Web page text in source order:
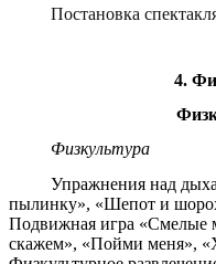
Постановка
4.
Физкультура
Упражнения над
пылинку», «Шепот и
Подвижная игра
скажем», «Пойми меня»,